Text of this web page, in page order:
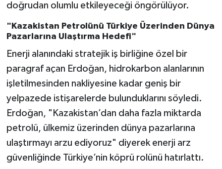
doğrudan olumlu etkileyeceği öngörülüyor.
"Kazakistan Petrolünü Türkiye Üzerinden Dünya
Pazarlarına Ulaştırma Hedefi"
Enerji alanındaki stratejik iş birliğine özel bir
paragraf açan Erdoğan, hidrokarbon alanlarının
işletilmesinden nakliyesine kadar geniş bir
yelpazede istişarelerde bulunduklarını söyledi.
Erdoğan, "Kazakistan’dan daha fazla miktarda
petrolü, ülkemiz üzerinden dünya pazarlarına
ulaştırmayı arzu ediyoruz" diyerek enerji arz
güvenliğinde Türkiye’nin köprü rolünü hatırlattı.